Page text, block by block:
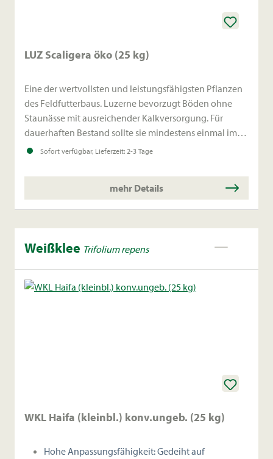
LUZ Scaligera öko (25 kg)
Eine der wertvollsten und leistungsfähigsten Pflanzen
des Feldfutterbaus. Luzerne bevorzugt Böden ohne
Staunässe mit ausreichender Kalkversorgung. Für
dauerhaften Bestand sollte sie mindestens einmal im
Jahr blühen und nicht zu tief in den Winter gehen.
Sofort verfügbar, Lieferzeit: 2-3 Tage
mehr Details
Weißklee Trifolium repens
WKL Haifa (kleinbl.) konv.ungeb. (25 kg)
Hohe Anpassungsfähigkeit: Gedeiht auf